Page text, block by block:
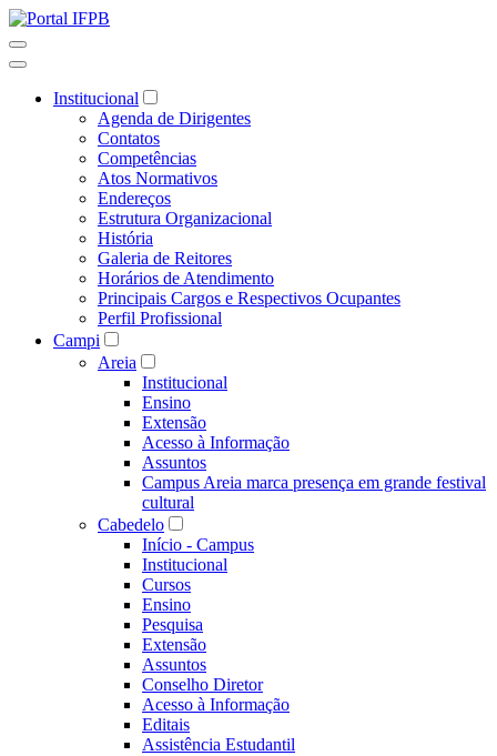
Institucional
Agenda de Dirigentes
Contatos
Competências
Atos Normativos
Endereços
Estrutura Organizacional
História
Galeria de Reitores
Horários de Atendimento
Principais Cargos e Respectivos Ocupantes
Perfil Profissional
Campi
Areia
Institucional
Ensino
Extensão
Acesso à Informação
Assuntos
Campus Areia marca presença em grande festival
cultural
Cabedelo
Início - Campus
Institucional
Cursos
Ensino
Pesquisa
Extensão
Assuntos
Conselho Diretor
Acesso à Informação
Editais
Assistência Estudantil